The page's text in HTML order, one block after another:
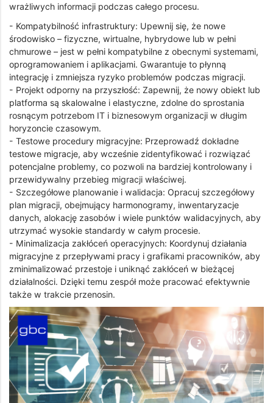
wrażliwych informacji podczas całego procesu.
- Kompatybilność infrastruktury: Upewnij się, że nowe
środowisko – fizyczne, wirtualne, hybrydowe lub w pełni
chmurowe – jest w pełni kompatybilne z obecnymi systemami,
oprogramowaniem i aplikacjami. Gwarantuje to płynną
integrację i zmniejsza ryzyko problemów podczas migracji.
- Projekt odporny na przyszłość: Zapewnij, że nowy obiekt lub
platforma są skalowalne i elastyczne, zdolne do sprostania
rosnącym potrzebom IT i biznesowym organizacji w długim
horyzoncie czasowym.
- Testowe procedury migracyjne: Przeprowadź dokładne
testowe migracje, aby wcześnie zidentyfikować i rozwiązać
potencjalne problemy, co pozwoli na bardziej kontrolowany i
przewidywalny przebieg migracji właściwej.
- Szczegółowe planowanie i walidacja: Opracuj szczegółowy
plan migracji, obejmujący harmonogramy, inwentaryzacje
danych, alokację zasobów i wiele punktów walidacyjnych, aby
utrzymać wysokie standardy w całym procesie.
- Minimalizacja zakłóceń operacyjnych: Koordynuj działania
migracyjne z przepływami pracy i grafikami pracowników, aby
zminimalizować przestoje i uniknąć zakłóceń w bieżącej
działalności. Dzięki temu zespół może pracować efektywnie
także w trakcie przenosin.